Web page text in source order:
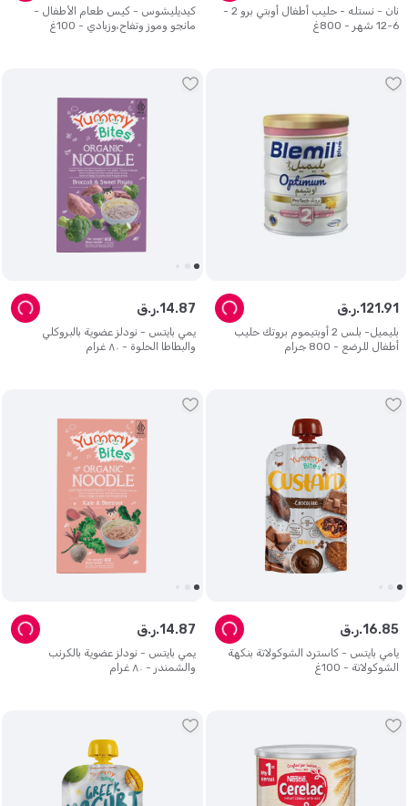
نان - نستله - حليب أطفال أوبتي برو 2 -
6-12 شهر - 800غ
كيديليشوس - كيس طعام الأطفال -
مانجو وموز وتفاح،وزبادي - 100غ
بليميل- بلس 2 أوبتيموم بروتك حليب
أطفال للرضع - 800 جرام
ر.ق.121 .91
يمي بايتس - نودلز عضوية بالبروكلي
والبطاطا الحلوة - ٨٠ غرام
ر.ق.14.87
يامي بايتس - كاسترد الشوكولاتة بنكهة
الشوكولاتة - 100غ
ر.ق.16.85
يمي بايتس - نودلز عضوية بالكرنب
والشمندر - ٨٠ غرام
ر.ق.14.87